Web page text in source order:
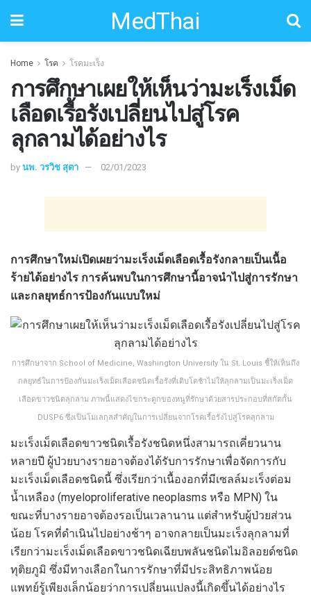
MedThai
Home โรค โรคมะเร็ง
การศึกษาเผยให้เห็นว่ามะเร็งเม็ด
เลือดเรื้อรังเปลี่ยนไปสู่โรค
ลุกลามได้อย่างไร
by นพ. วรวิช สุตา 02/01/2023
การศึกษาใหม่เปิดเผยว่ามะเร็งเม็ดเลือดเรื้อรังกลายเป็นเนื้อ
ร้ายได้อย่างไร การค้นพบในการศึกษานี้อาจนำไปสู่การรักษา
และกลยุทธ์การป้องกันแบบใหม่
การศึกษาจาก School of Medicine, Washington University ใน St. Louis ชี้ให้เห็นถึง
กลยุทธ์ในการป้องกันมะเร็งเม็ดเลือดชนิดเรื้อรังที่เติบโตช้าไม่ให้ลุกลามเป็นมะเร็งเม็ด
เลือดขาวชนิดลุกลาม ภาพนี้แสดงไขกระดูกของหนูที่รักษาด้วยสารประกอบที่สกัดกั้น
DUSP6 ซึ่งเป็นโมเลกุลสำคัญในการเปลี่ยนจากโรคเรื้อรังไปสู่โรคลุกลาม
มะเร็งเม็ดเลือดขาวชนิดเรื้อรังชนิดหนึ่งสามารถเคี่ยวนาน
หลายปี ผู้ป่วยบางรายอาจต้องได้รับการรักษาเพื่อจัดการกับ
มะเร็งเม็ดเลือดชนิดนี้ ซึ่งเรียกว่าเนื้องอกที่มีเซลล์มะเร็งต่อม
น้ำเหลือง (myeloproliferative neoplasms หรือ MPN) ใน
ขณะที่บางรายอาจต้องรอเป็นเวลานาน แต่สำหรับผู้ป่วยส่วน
น้อย โรคที่ดำเนินไปอย่างช้าๆ อาจกลายเป็นมะเร็งลุกลามที่
เรียกว่ามะเร็งเม็ดเลือดขาวชนิดเฉียบพลันชนิดไมอิลอยด์ชนิด
ทุติยภูมิ ซึ่งมีทางเลือกในการรักษาที่มีประสิทธิภาพน้อย
แพทย์รู้เพียงเล็กน้อยว่าการเปลี่ยนแปลงนี้เกิดขึ้นได้อย่างไร